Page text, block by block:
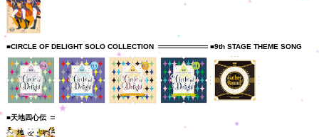
■CIRCLE OF DELIGHT SOLO COLLECTION ■9th STAGE THEME SONG
■天地四心伝